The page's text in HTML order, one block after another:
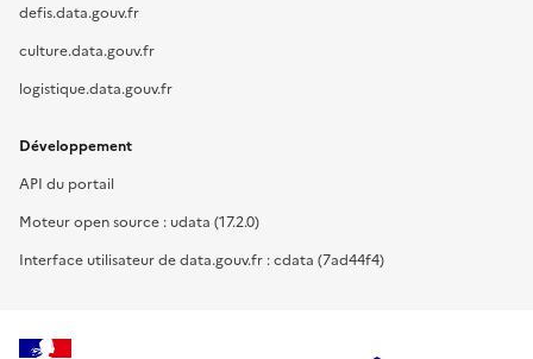
defis.data.gouv.fr
culture.data.gouv.fr
logistique.data.gouv.fr
Développement
API du portail
Moteur open source : udata (17.2.0)
Interface utilisateur de data.gouv.fr : cdata (7ad44f4)